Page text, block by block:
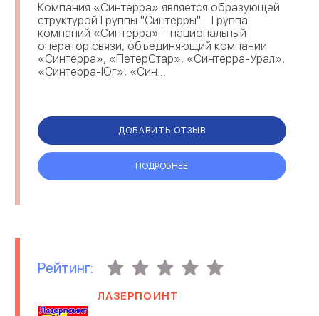
Компания «Синтерра» является образующей
структурой Группы "Синтерры". Группа
компаний «Синтерра» – национальный
оператор связи, объединяющий компании
«Синтерра», «ПетерСтар», «Синтерра-Урал»,
«Синтерра-Юг», «Син...
ДОБАВИТЬ ОТЗЫВ
ПОДРОБНЕЕ
Рейтинг:
ЛАЗЕРПОИНТ